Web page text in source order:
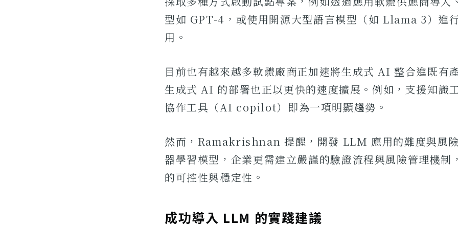
型如 GPT-4，或使用開源大型語言模型（如 Llama 3）進
用。
目前也有越來越多軟體廠商正加速將生成式 AI 整合進既有
生成式 AI 的部署也正以更快的速度擴展。例如，支援知識
協作工具（AI copilot）即為一項明顯趨勢。
然而，Ramakrishnan 提醒，開發 LLM 應用的難度與風
器學習模型，企業更需建立嚴謹的驗證流程與風險管理機制
的可控性與穩定性。
成功導入 LLM 的實踐建議